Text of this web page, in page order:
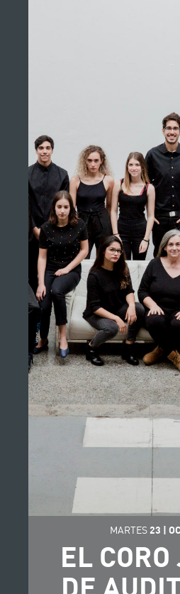
MARTES 23 |
EL
DE